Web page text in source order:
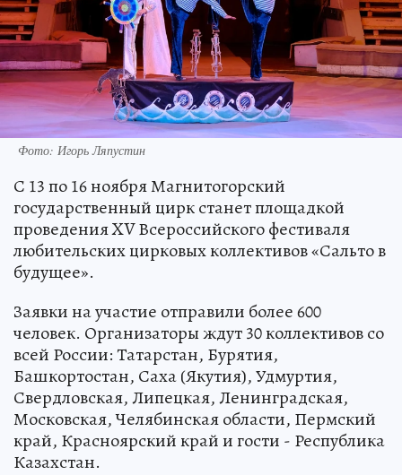
Фото: Игорь Ляпустин
С 13 по 16 ноября Магнитогорский
государственный цирк станет площадкой
проведения XV Всероссийского фестиваля
любительских цирковых коллективов «Сальто в
будущее».
Заявки на участие отправили более 600
человек. Организаторы ждут 30 коллективов со
всей России: Татарстан, Бурятия,
Башкортостан, Саха (Якутия), Удмуртия,
Свердловская, Липецкая, Ленинградская,
Московская, Челябинская области, Пермский
край, Красноярский край и гости - Республика
Казахстан.